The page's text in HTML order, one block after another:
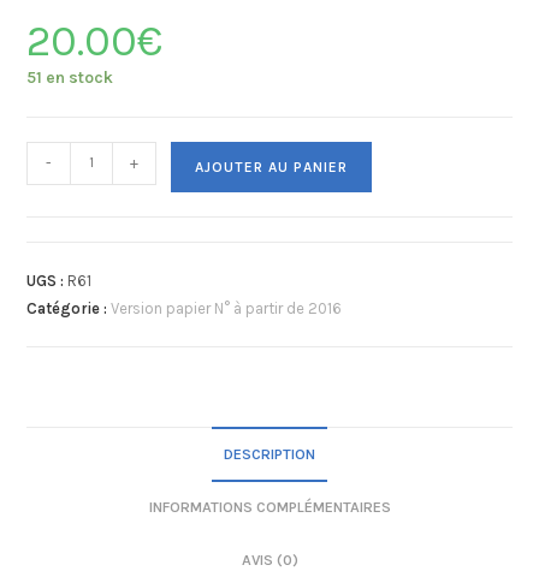
20.00€
51 en stock
- + AJOUTER AU PANIER
UGS : R61
Catégorie :Version papier N° à partir de 2016
DESCRIPTION
INFORMATIONS COMPLÉMENTAIRES
AVIS (0)